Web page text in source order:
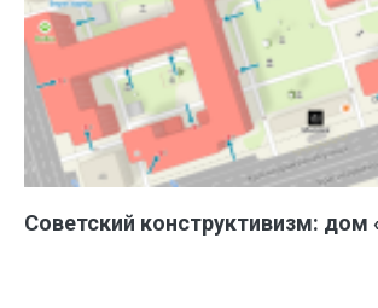
Советский конструктивизм: дом